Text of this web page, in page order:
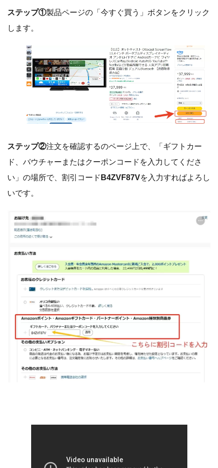
ステップ①製品ページの「今すぐ買う」ボタンをクリック
します。
ステップ②注文を確認するのページ上で、「ギフトカー
ド、バウチャーまたはクーポンコードを入力してくださ
い」の場所で、割引コード B4ZVF87Vを入力すればよろし
いです。